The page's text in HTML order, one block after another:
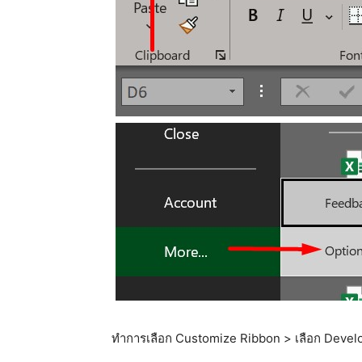
ทำการเลือก Customize Ribbon > เลือก